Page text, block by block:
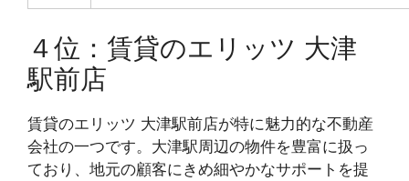
４位：賃貸のエリッツ 大津
駅前店
賃貸のエリッツ 大津駅前店が特に魅力的な不動産
会社の一つです。大津駅周辺の物件を豊富に扱っ
ており、地元の顧客にきめ細やかなサポートを提